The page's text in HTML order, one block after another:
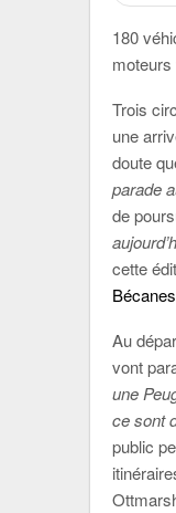
180
Trois
une
doute
parade
de
cette
Bécanes
Au
vont
une
ce sont
public